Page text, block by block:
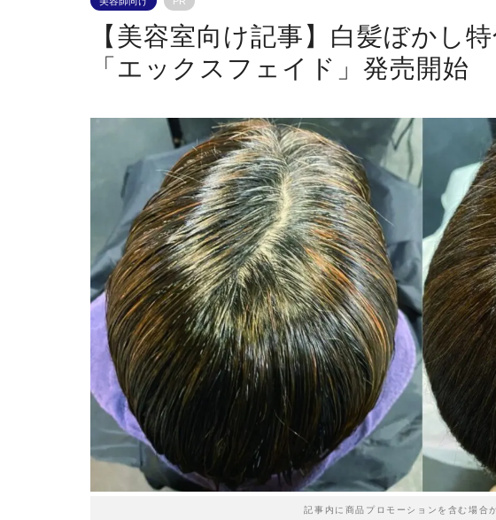
【美容室向け記事】白髪ぼかし
「エックスフェイド」発売開始
記事内に商品プロモーションを含む場合